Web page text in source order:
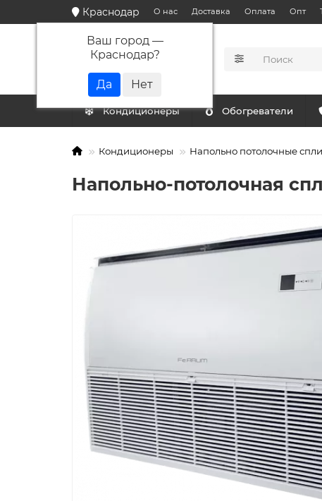
Краснодар
Ваш город —
Краснодар?
О нас Доставка Оплата Опт
КАТАЛОГ
Кондиционеры Обогреватели
Кондиционеры Напольно потолочные
Напольно-потолочная